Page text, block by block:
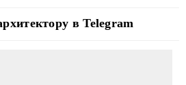
в Telegram